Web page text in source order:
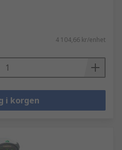
4 104,66 kr/enhet
i korgen